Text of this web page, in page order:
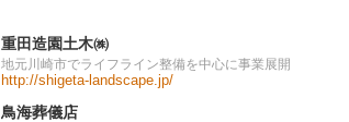
重田造園土木㈱
地元川崎市でライフライン整備を中心に事業展開
http://shigeta-landscape.jp/
鳥海葬儀店